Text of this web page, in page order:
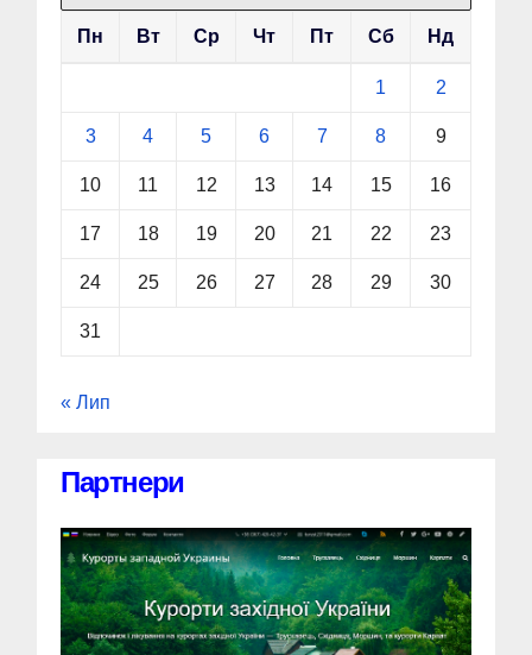
Пн Вт Ср Чт Пт Сб Нд
1 2
3 4 5 6 7 8 9
10 11 12 13 14 15 16
17 18 19 20 21 22 23
24 25 26 27 28 29 30
31
« Лип
Партнери